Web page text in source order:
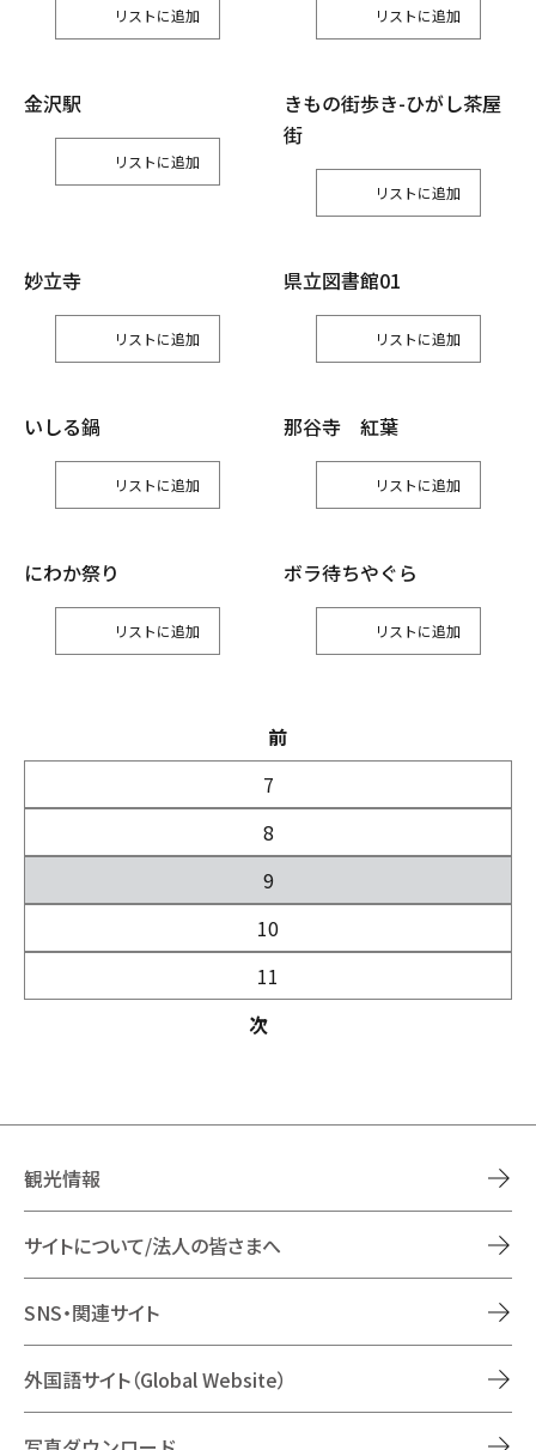
リスト リスト
金沢駅
リスト
きもの街歩き-ひがし茶屋
街
リスト
妙立寺
リスト
県立図書館01
リスト
いしる鍋
リスト
那谷寺 紅葉
リスト
にわか祭り
リスト
ボラ待ちやぐら
リスト
前
7
8
9
10
11
次
観光情報
サイトについて/法人の皆さまへ
SNS・関連サイト
外国語サイト（Global Website）